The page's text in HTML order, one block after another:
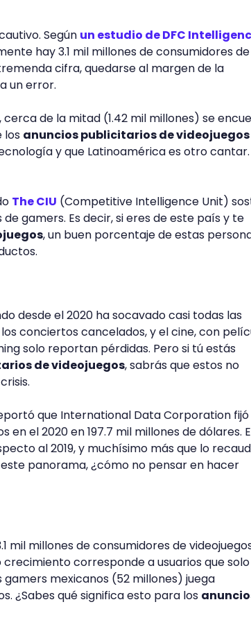
Según un estudio de DFC
hay 3.1 mil millones de consumidores de
cifra, quedarse al margen de la
un error.
cerca de la mitad (1.42 mil millones) se
los anuncios publicitarios de videojuegos
y que Latinoamérica es otro cantar.
The CIU (Competitive Intelligence Unit)
gamers. Es decir, si eres de este país y te
, un buen porcentaje de estas
desde el 2020 ha socavado casi todas las
conciertos cancelados, y el cine, con
solo reportan pérdidas. Pero si tú estás
de videojuegos, sabrás que estos no
que International Data Corporation fijó
en el 2020 en 197.7 mil millones de dólares.
al 2019, y muchísimo más que lo
panorama, ¿cómo no pensar en hacer
mil millones de consumidores de
corresponde a usuarios que
gamers mexicanos (52 millones) juega
¿Sabes qué significa esto para los